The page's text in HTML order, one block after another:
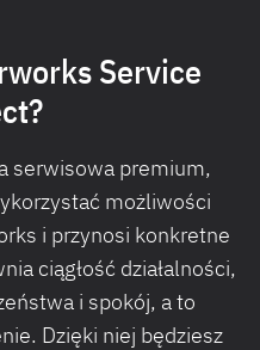
Service
serwisowa premium,
możliwości
i przynosi konkretne
ciągłość działalności,
i spokój, a to
Dzięki niej będziesz